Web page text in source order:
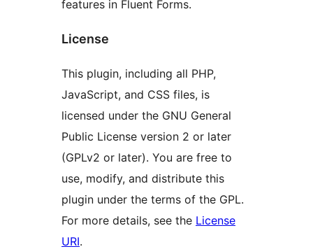
features in Fluent Forms.
License
This plugin, including all PHP,
JavaScript, and CSS files, is
licensed under the GNU General
Public License version 2 or later
(GPLv2 or later). You are free to
use, modify, and distribute this
plugin under the terms of the GPL.
For more details, see the License
URI.